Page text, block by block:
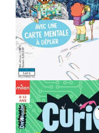
Un dépliant géant
Une expérience facile